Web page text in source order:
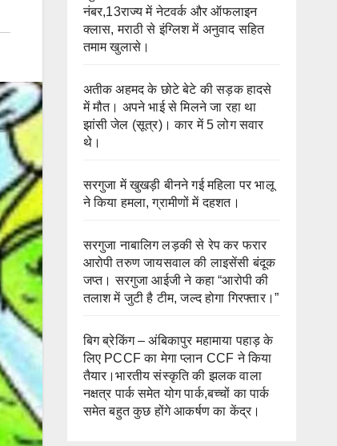
नंबर,13राज्य में नेटवर्क और ऑफलाइन
क्लास, मराठी से इंग्लिश में अनुवाद सहित
तमाम खुलासे।
अतीक अहमद के छोटे बेटे की सड़क हादसे
में मौत। अपने भाई से मिलने जा रहा था
झांसी जेल (सूत्र)। कार में 5 लोग सवार
थे।
सरगुजा में खुखड़ी बीनने गई महिला पर भालू
ने किया हमला, ग्रामीणों में दहशत।
सरगुजा नाबालिग लड़की से रेप कर फरार
आरोपी तरुण जायसवाल की लाइसेंसी बंदूक
जप्त। सरगुजा आईजी ने कहा “आरोपी की
तलाश में जुटी है टीम, जल्द होगा गिरफ्तार।”
बिग ब्रेकिंग – अंबिकापुर महामाया पहाड़ के
लिए PCCF का मेगा प्लान CCF ने किया
तैयार।भारतीय संस्कृति की झलक वाला
नक्षत्र पार्क समेत योग पार्क,बच्चों का पार्क
समेत बहुत कुछ होंगे आकर्षण का केंद्र।